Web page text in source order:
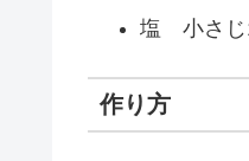
塩 小さじ
作り方